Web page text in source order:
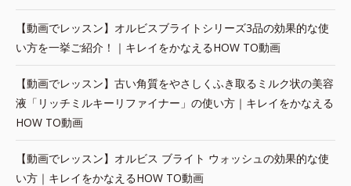
【動画でレッスン】オルビスブライトシリーズ3品の効果的な使
い方を一挙ご紹介！｜キレイをかなえるHOW TO動画
【動画でレッスン】古い角質をやさしくふき取るミルク状の美容
液「リッチミルキーリファイナー」の使い方｜キレイをかなえる
HOW TO動画
【動画でレッスン】オルビス ブライト ウォッシュの効果的な使
い方｜キレイをかなえるHOW TO動画